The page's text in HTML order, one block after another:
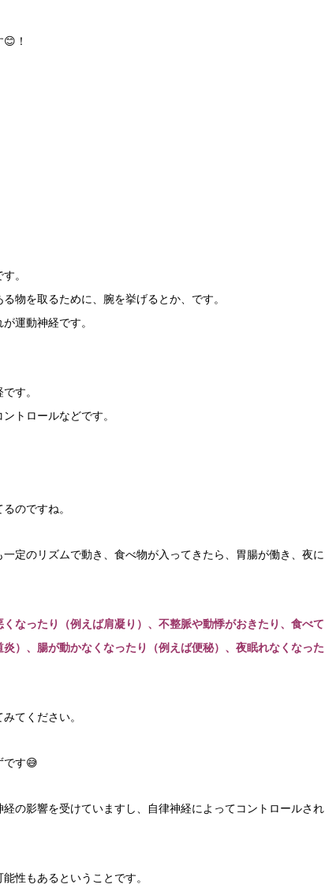
！
。
物を取るために、腕を挙げるとか、です。
運動神経です。
す。
トロールなどです。
のですね。
定のリズムで動き、食べ物が入ってきたら、胃腸が働き、夜に
なったり（例えば肩凝り）、不整脈や動悸がおきたり、食べて
）、腸が動かなくなったり（例えば便秘）、夜眠れなくなった
てください。
です😅
の影響を受けていますし、自律神経によってコントロールされ
性もあるということです。